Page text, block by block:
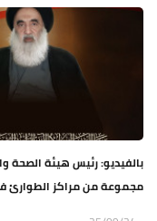
بالفيديو: رئيس هيئة الصحة
مجموعة من مراكز الطوارئ